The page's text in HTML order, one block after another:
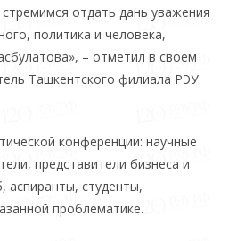
отдать дань уважения
политика и человека,
– отметил в своем
Ташкентского филиала РЭУ
конференции: научные
представители бизнеса и
аспиранты, студенты,
проблематике.